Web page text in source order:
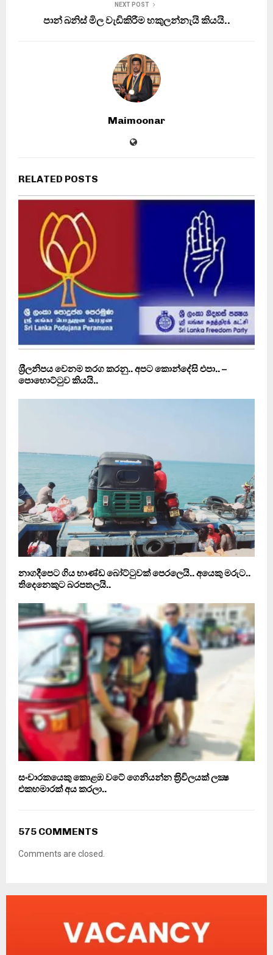
NEXT POST
පාන් බනිස් මිල වැඩිකිරීම හකුලන්නැයි කියයි..
Maimoonar
RELATED POSTS
ශ‍්‍රීලනිපය වෙනම තරග කරනු.. අපට කොන්දේසි එපා.. –
පොහොට්ටුව කියයි..
නාගදීපෙට ගිය භාණ්ඩ බෝට්ටුවක් පෙරලෙයි.. අයෙකු මරුට..
තිදෙනෙකුට බරපතලයි..
සංචාරකයෙකු කොළඹ වටේ ගෙනියන්න ත‍්‍රිවිලයක් ලක්‍ෂ
එකහමාරක් අය කරලා..
575 COMMENTS
Comments are closed.